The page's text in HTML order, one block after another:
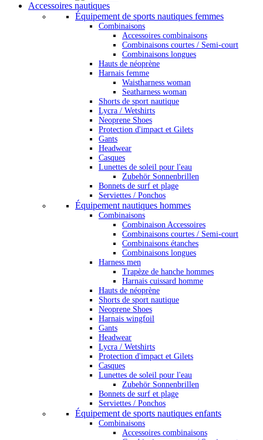
Accessoires nautiques
Équipement de sports nautiques femmes
Combinaisons
Accessoires combinaisons
Combinaisons courtes / Semi-court
Combinaisons longues
Hauts de néoprène
Harnais femme
Waistharness woman
Seatharness woman
Shorts de sport nautique
Lycra / Wetshirts
Neoprene Shoes
Protection d'impact et Gilets
Gants
Headwear
Casques
Lunettes de soleil pour l'eau
Zubehör Sonnenbrillen
Bonnets de surf et plage
Serviettes / Ponchos
Équipement nautiques hommes
Combinaisons
Combinaison Accessoires
Combinaisons courtes / Semi-court
Combinaisons étanches
Combinaisons longues
Harness men
Trapèze de hanche hommes
Harnais cuissard homme
Hauts de néoprène
Shorts de sport nautique
Neoprene Shoes
Harnais wingfoil
Gants
Headwear
Lycra / Wetshirts
Protection d'impact et Gilets
Casques
Lunettes de soleil pour l'eau
Zubehör Sonnenbrillen
Bonnets de surf et plage
Serviettes / Ponchos
Équipement de sports nautiques enfants
Combinaisons
Accessoires combinaisons